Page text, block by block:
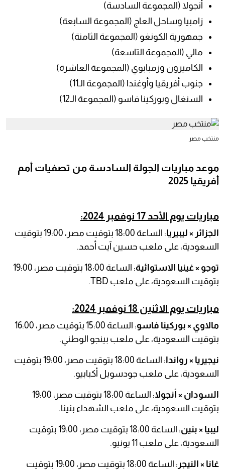
أنجولا (المجموعة السادسة)
زامبيا وساحل العاج (المجموعة السابعة)
جمهورية الكونغو (المجموعة الثامنة)
مالي (المجموعة التاسعة)
الكاميرون وزمبابوي (المجموعة العاشرة)
جنوب أفريقيا وأوغندا (المجموعة الـ11)
السنغال وبوركينا فاسو (المجموعة الـ12)
منتخب مصر
موعد مباريات الجولة السادسة من تصفيات أمم
أفريقيا 2025
مباريات يوم الأحد 17 نوفمبر 2024:
الجزائر × ليبيريا
: الساعة 18:00 بتوقيت مصر، 19:00 بتوقيت
السعودية، على ملعب حسين آيت أحمد.
توجو × غينيا الاستوائية
: الساعة 18:00 بتوقيت مصر، 19:00
بتوقيت السعودية، على ملعب TBD.
مباريات يوم الاثنين 18 نوفمبر 2024:
مالاوي × بوركينا فاسو
: الساعة 15:00 بتوقيت مصر، 16:00
بتوقيت السعودية، على ملعب بينجو الوطني.
نيجيريا × رواندا
: الساعة 18:00 بتوقيت مصر، 19:00 بتوقيت
السعودية، على ملعب جودسويل أكبابيو.
السودان × أنجولا
: الساعة 18:00 بتوقيت مصر، 19:00
بتوقيت السعودية، على ملعب الشهداء بنينا.
ليبيا × بنين
: الساعة 18:00 بتوقيت مصر، 19:00 بتوقيت
السعودية، على ملعب 11 يونيو.
غانا × النيجر
: الساعة 18:00 بتوقيت مصر، 19:00 بتوقيت